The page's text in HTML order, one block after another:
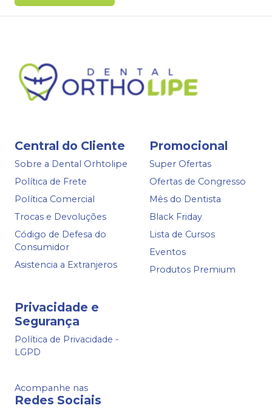
Central do Cliente
Sobre a Dental Orhtolipe
Política de Frete
Política Comercial
Trocas e Devoluções
Código de Defesa do
Consumidor
Asistencia a Extranjeros
Promocional
Super Ofertas
Ofertas de Congresso
Mês do Dentista
Black Friday
Lista de Cursos
Eventos
Produtos Premium
Privacidade e
Segurança
Política de Privacidade -
LGPD
Acompanhe nas
Redes Sociais